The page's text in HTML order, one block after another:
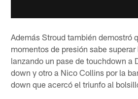
Además Stroud también demostró
momentos de presión sabe
lanzando un pase de touchdown a
down y otro a Nico Collins por la
down que acercó el triunfo al